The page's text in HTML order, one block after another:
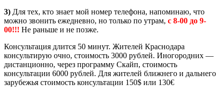
3) Для тех, кто знает мой номер телефона, напоминаю, что
можно звонить ежедневно, но только по утрам, с 8-00 до 9-
00!!! Не раньше и не позже.
Консультация длится 50 минут. Жителей Краснодара
консультирую очно, стоимость 3000 рублей. Иногородних —
дистанционно, через программу Скайп, стоимость
консультации 6000 рублей. Для жителей ближнего и дальнего
зарубежья стоимость консультации 150$ или 130€